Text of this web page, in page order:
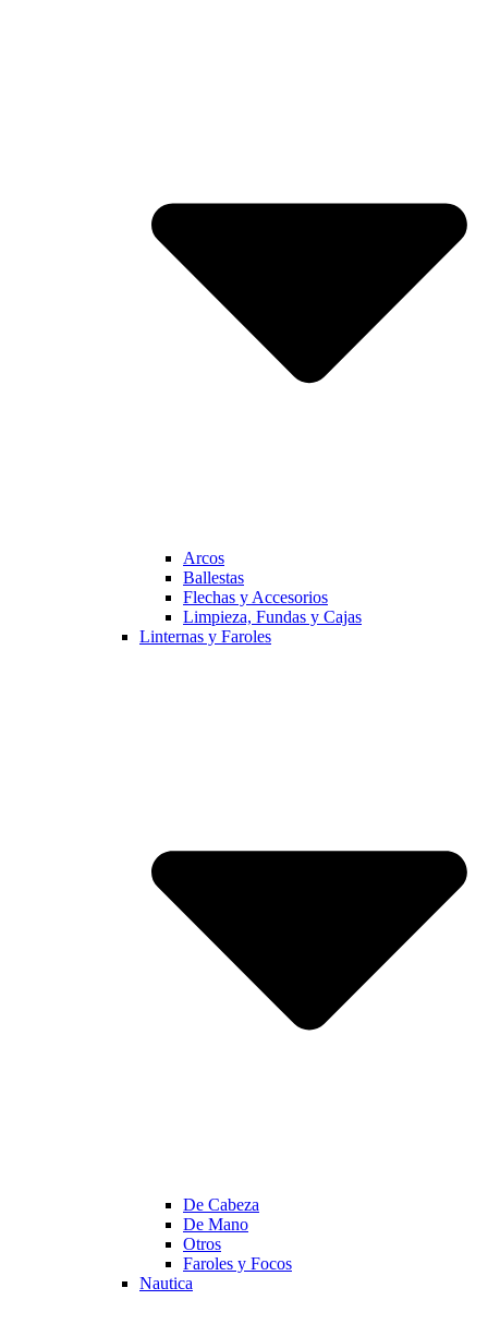
Arcos
Ballestas
Flechas y Accesorios
Limpieza, Fundas y Cajas
Linternas y Faroles
De Cabeza
De Mano
Otros
Faroles y Focos
Nautica